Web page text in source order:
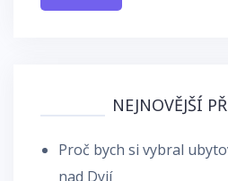
NEJNOVĚJŠÍ
Proč bych si vybral
nad Dyjí